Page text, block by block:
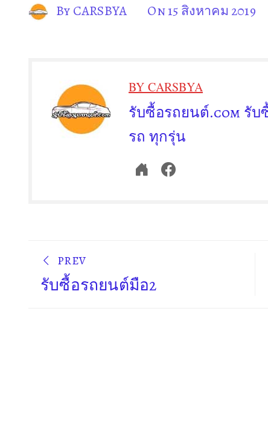
By CARSBYA On15 สิงหาคม 2019
BY CARSBYA
รับซื้อรถยนต์.com รับ
รถ ทุกรุ่น
PREV
รับซื้อรถยนต์มือ2